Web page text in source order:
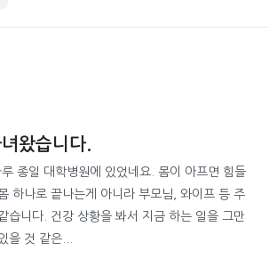
왔습니다.
종일 대학병원에 있었네요. 몸이 아프면 힘들
하나로 끝나는게 아니라 부모님, 와이프 등 주
습니다. 건강 상황을 봐서 지금 하는 일을 그만
을 것 같은...